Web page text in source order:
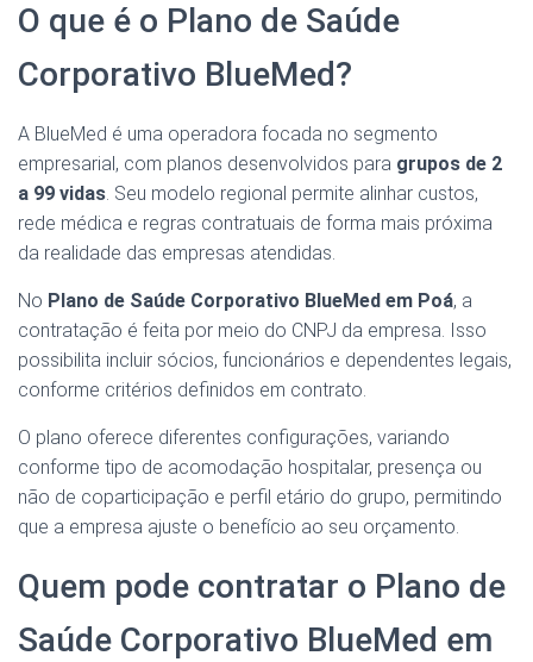
O que é o Plano de Saúde
Corporativo BlueMed?
A BlueMed é uma operadora focada no segmento
empresarial, com planos desenvolvidos para grupos de 2
a 99 vidas. Seu modelo regional permite alinhar custos,
rede médica e regras contratuais de forma mais próxima
da realidade das empresas atendidas.
No Plano de Saúde Corporativo BlueMed em Poá, a
contratação é feita por meio do CNPJ da empresa. Isso
possibilita incluir sócios, funcionários e dependentes legais,
conforme critérios definidos em contrato.
O plano oferece diferentes configurações, variando
conforme tipo de acomodação hospitalar, presença ou
não de coparticipação e perfil etário do grupo, permitindo
que a empresa ajuste o benefício ao seu orçamento.
Quem pode contratar o Plano de
Saúde Corporativo BlueMed em